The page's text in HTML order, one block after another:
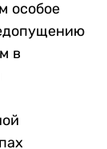
особое
в